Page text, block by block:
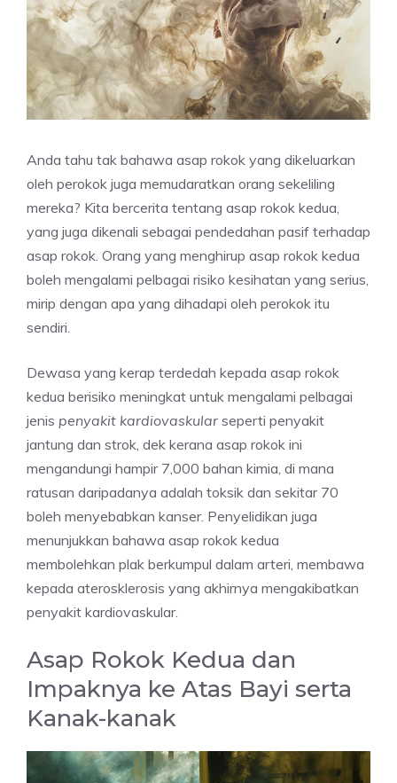
Anda tahu tak bahawa asap rokok yang dikeluarkan
oleh perokok juga memudaratkan orang sekeliling
mereka? Kita bercerita tentang asap rokok kedua,
yang juga dikenali sebagai pendedahan pasif terhadap
asap rokok. Orang yang menghirup asap rokok kedua
boleh mengalami pelbagai risiko kesihatan yang serius,
mirip dengan apa yang dihadapi oleh perokok itu
sendiri.
Dewasa yang kerap terdedah kepada asap rokok
kedua berisiko meningkat untuk mengalami pelbagai
jenis penyakit kardiovaskular seperti penyakit
jantung dan strok, dek kerana asap rokok ini
mengandungi hampir 7,000 bahan kimia, di mana
ratusan daripadanya adalah toksik dan sekitar 70
boleh menyebabkan kanser. Penyelidikan juga
menunjukkan bahawa asap rokok kedua
membolehkan plak berkumpul dalam arteri, membawa
kepada aterosklerosis yang akhirnya mengakibatkan
penyakit kardiovaskular.
Asap Rokok Kedua dan
Impaknya ke Atas Bayi serta
Kanak-kanak